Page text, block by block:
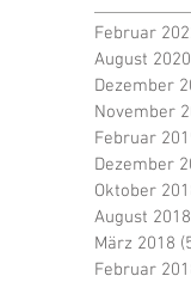
Februar
August 2020
Dezember
November
Februar
Dezember
Oktober
August 2018
März 2018
Februar